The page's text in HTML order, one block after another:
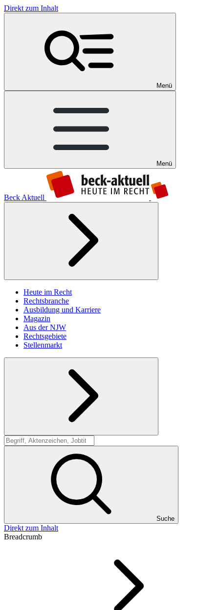
Direkt zum Inhalt
Menü
Menü
Beck Aktuell
Heute im Recht
Rechtsbranche
Ausbildung und Karriere
Magazin
Aus der NJW
Rechtsgebiete
Stellenmarkt
Suche
Suche
Direkt zum Inhalt
Breadcrumb